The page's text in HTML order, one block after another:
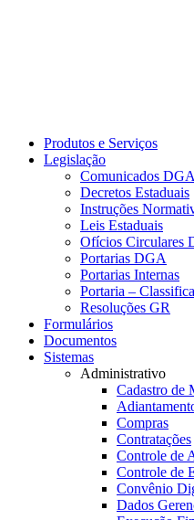
Produtos e Serviços
Legislação
Comunicados DGA
Decretos Estaduais
Instruções
Leis Estaduais
Ofícios Circulares
Portarias DGA
Portarias Internas
Portaria –
Resoluções GR
Formulários
Documentos
Sistemas
Administrativo
Cadastro de
Compras
Contratações
Controle de
Controle de
Convênio
Dados